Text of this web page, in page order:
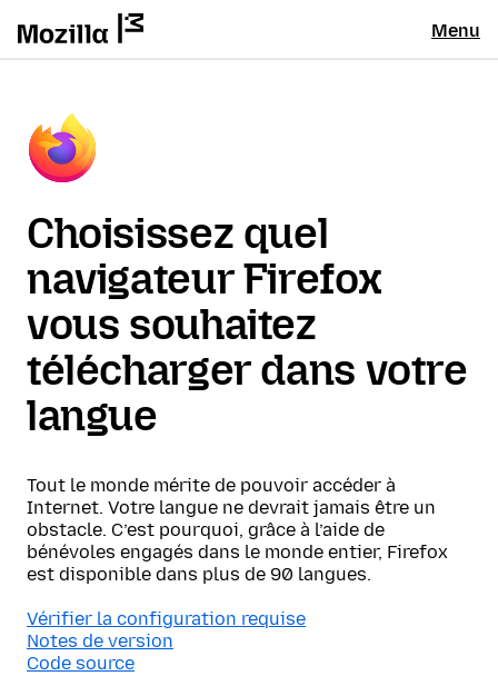
Menu
Choisissez quel
navigateur Firefox
vous souhaitez
télécharger dans votre
langue
Tout le monde mérite de pouvoir accéder à
Internet. Votre langue ne devrait jamais être un
obstacle. C’est pourquoi, grâce à l’aide de
bénévoles engagés dans le monde entier, Firefox
est disponible dans plus de 90 langues.
Vérifier la configuration requise
Notes de version
Code source